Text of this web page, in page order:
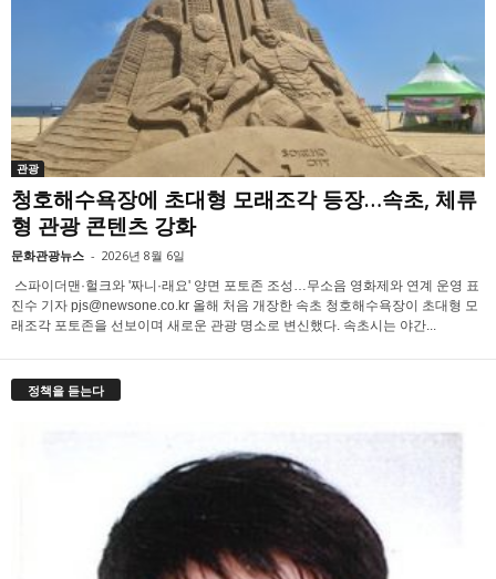
관광
청호해수욕장에 초대형 모래조각 등장…속초, 체류
형 관광 콘텐츠 강화
문화관광뉴스 - 2026년 8월 6일
스파이더맨·헐크와 '짜니·래요' 양면 포토존 조성…무소음 영화제와 연계 운영 표
진수 기자 pjs@newsone.co.kr 올해 처음 개장한 속초 청호해수욕장이 초대형 모
래조각 포토존을 선보이며 새로운 관광 명소로 변신했다. 속초시는 야간...
정책을 듣는다